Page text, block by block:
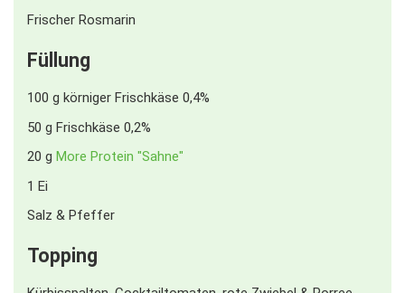
Frischer Rosmarin
Füllung
100 g körniger Frischkäse 0,4%
50 g Frischkäse 0,2%
20 g More Protein "Sahne"
1 Ei
Salz & Pfeffer
Topping